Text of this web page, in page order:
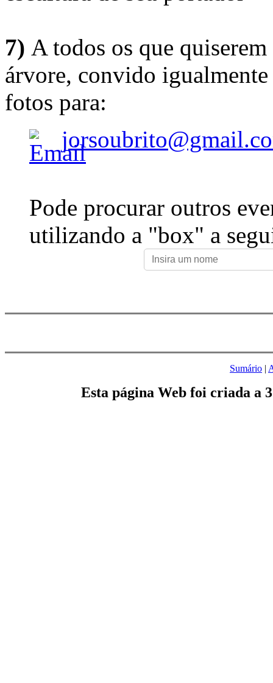
7) A todos os que
árvore, convido
fotos para:
Pode procurar outros
utilizando a "box" a
Sumário |
Esta página Web foi criada a